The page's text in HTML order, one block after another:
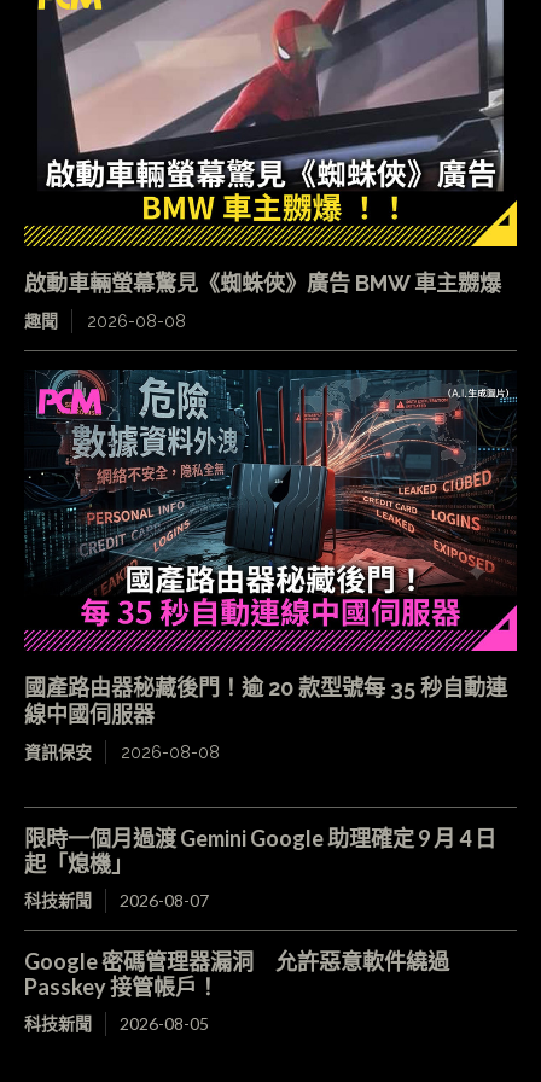
啟動車輛螢幕驚見《蜘蛛俠》廣告 BMW 車主嬲爆
趣聞 2026-08-08
國產路由器秘藏後門！逾 20 款型號每 35 秒自動連
線中國伺服器
資訊保安 2026-08-08
限時一個月過渡 Gemini Google 助理確定 9 月 4 日
起「熄機」
科技新聞 2026-08-07
Google 密碼管理器漏洞 允許惡意軟件繞過
Passkey 接管帳戶！
科技新聞 2026-08-05